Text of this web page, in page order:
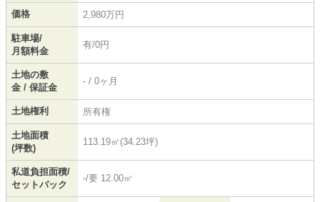
価格 2,980万円
駐車場/
月額料金
有/0円
土地の敷
金 / 保証金
- / 0ヶ月
土地権利 所有権
土地面積
(坪数)
113.19㎡(34.23坪)
私道負担面積/
セットバック
-/要 12.00㎡